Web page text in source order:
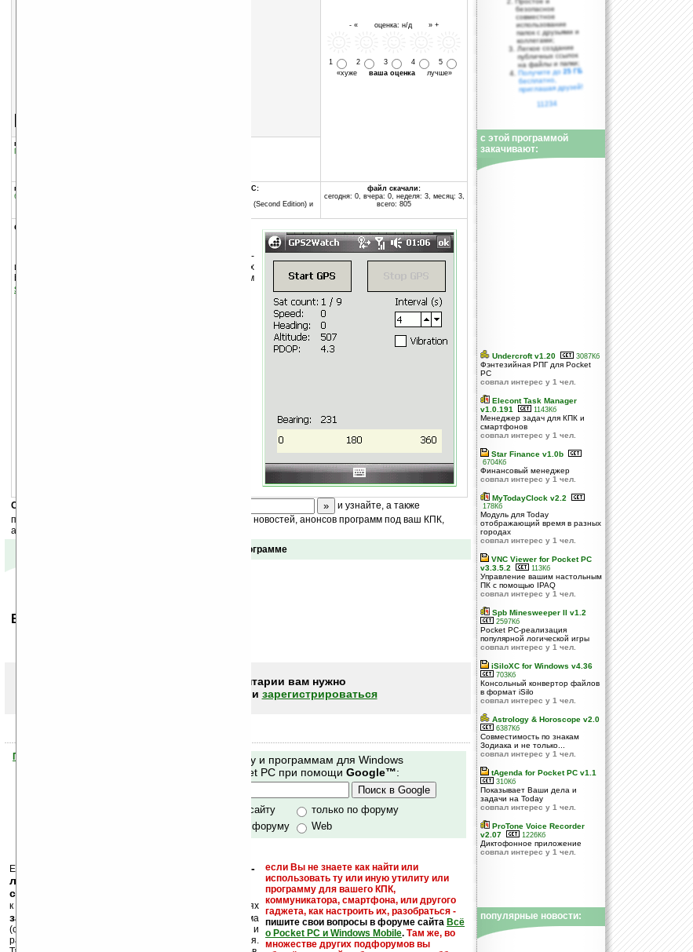
- « оценка: н/д » +
1 2 3 4
5
«хуже ваша оценкалучше»
группы программы:
Путешествия, навигация
программа:
бесплатная
совместима с Pocket PC:
Windows Mobile 2003 SE (Second Edition) и
файл скачали:
сегодня: 0, вчера: 0, неделя: 3, месяц: 3,
всего: 805
описание:
Программа для отображения GPS-
информации на экране поддерживаемых наручных
bluetooth-часов. Для работы необходим
smartWatchm
Скоро
и узнайте, а также
получайте ежедневный или еженедельный дайджест новостей, анонсов программ под ваш КПК,
акций сайта на ваш почтовый ящик.
Отзывы о программе
Ваше мнение будет первым.
Чтобы писать комментарии вам нужно
или зарегистрироваться
Помогите Ладошкам стать лучше
Поиск по сайту и программам для Windows
Mobile и Pocket PC при помощи Google™:
только по сайту
только по форуму
по сайту и форуму
Web
Еще раз обращаем внимание, что
кейгены, кряки -
лекарства, серийные номера, ключи и
ссылки на варезные сайты
если Вы не знаете как найти или
использовать ту или иную утилиту или
программу для вашего КПК,
коммуникатора, смартфона, или другого
гаджета, как настроить их, разобраться -
пишите свои вопросы в форуме сайта Всё
о Pocket PC и Windows Mobile. Там же, во
множестве других подфорумов вы
к публикации на нашем сайте в комментариях
запрещены
, как и несанкционированная реклама
(спам). Мы поддерживаем авторов программ и
развитие легального программного обеспечения.
безопасное
совместное
использование
папок с друзьями и
коллегами;
Легкое создание
публичных ссылок
на файлы и папки;
Получите до25 ГБ
бесплатно,
приглашая друзей!
11234
с этой программой
закачивают:
Undercroft v1.20 3087Кб
Фэнтезийная РПГ для Pocket
PC
совпал интерес у 1 чел.
Elecont Task Manager
v1.0.191
1143Кб
Менеджер задач для КПК и
смартфонов
совпал интерес у 1 чел.
Star Finance v1.0b
6704Кб
Финансовый менеджер
совпал интерес у 1 чел.
MyTodayClock v2.2
178Кб
Модуль для Today
отображающий время в разных
городах
совпал интерес у 1 чел.
VNC Viewer for Pocket PC
v3.3.5.2
113Кб
Управление вашим настольным
ПК с помощью IPAQ
совпал интерес у 1 чел.
Spb Minesweeper II v1.2
2597Кб
Pocket PC-реализация
популярной логической игры
совпал интерес у 1 чел.
iSiloXC for Windows v4.36
703Кб
Консольный конвертор файлов
в формат iSilo
совпал интерес у 1 чел.
Astrology & Horoscope v2.0
6387Кб
Совместимость по знакам
Зодиака и не только...
совпал интерес у 1 чел.
tAgenda for Pocket PC v1.1
310Кб
Показывает Ваши дела и
задачи на Today
совпал интерес у 1 чел.
ProTone Voice Recorder
v2.07
1226Кб
Диктофонное приложение
совпал интерес у 1 чел.
популярные новости: